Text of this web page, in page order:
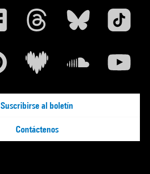
Suscribirse al boletín
Contáctenos